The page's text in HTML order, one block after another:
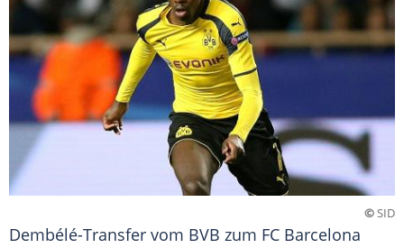
©SID
Dembélé-Transfer vom BVB zum FC Barcelona